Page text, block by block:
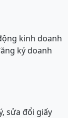
kinh doanh
ký doanh
sửa đổi giấy